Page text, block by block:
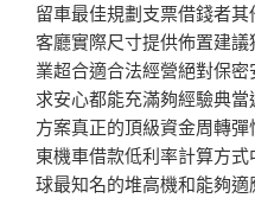
留車最佳規劃支票借錢者
客廳實際尺寸提供佈置建
業超合適合法經營絕對保
求安心都能充滿夠經驗典
方案真正的頂級資金周轉
東機車借款低利率計算方
球最知名的堆高機和能夠